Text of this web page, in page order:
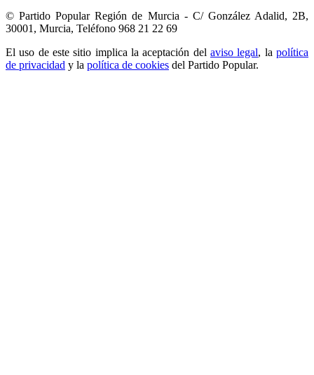
© Partido Popular Región de Murcia - C/ González Adalid, 2B,
30001, Murcia, Teléfono 968 21 22 69
El uso de este sitio implica la aceptación del aviso legal, lapolítica
de privacidad y la política de cookies del Partido Popular.